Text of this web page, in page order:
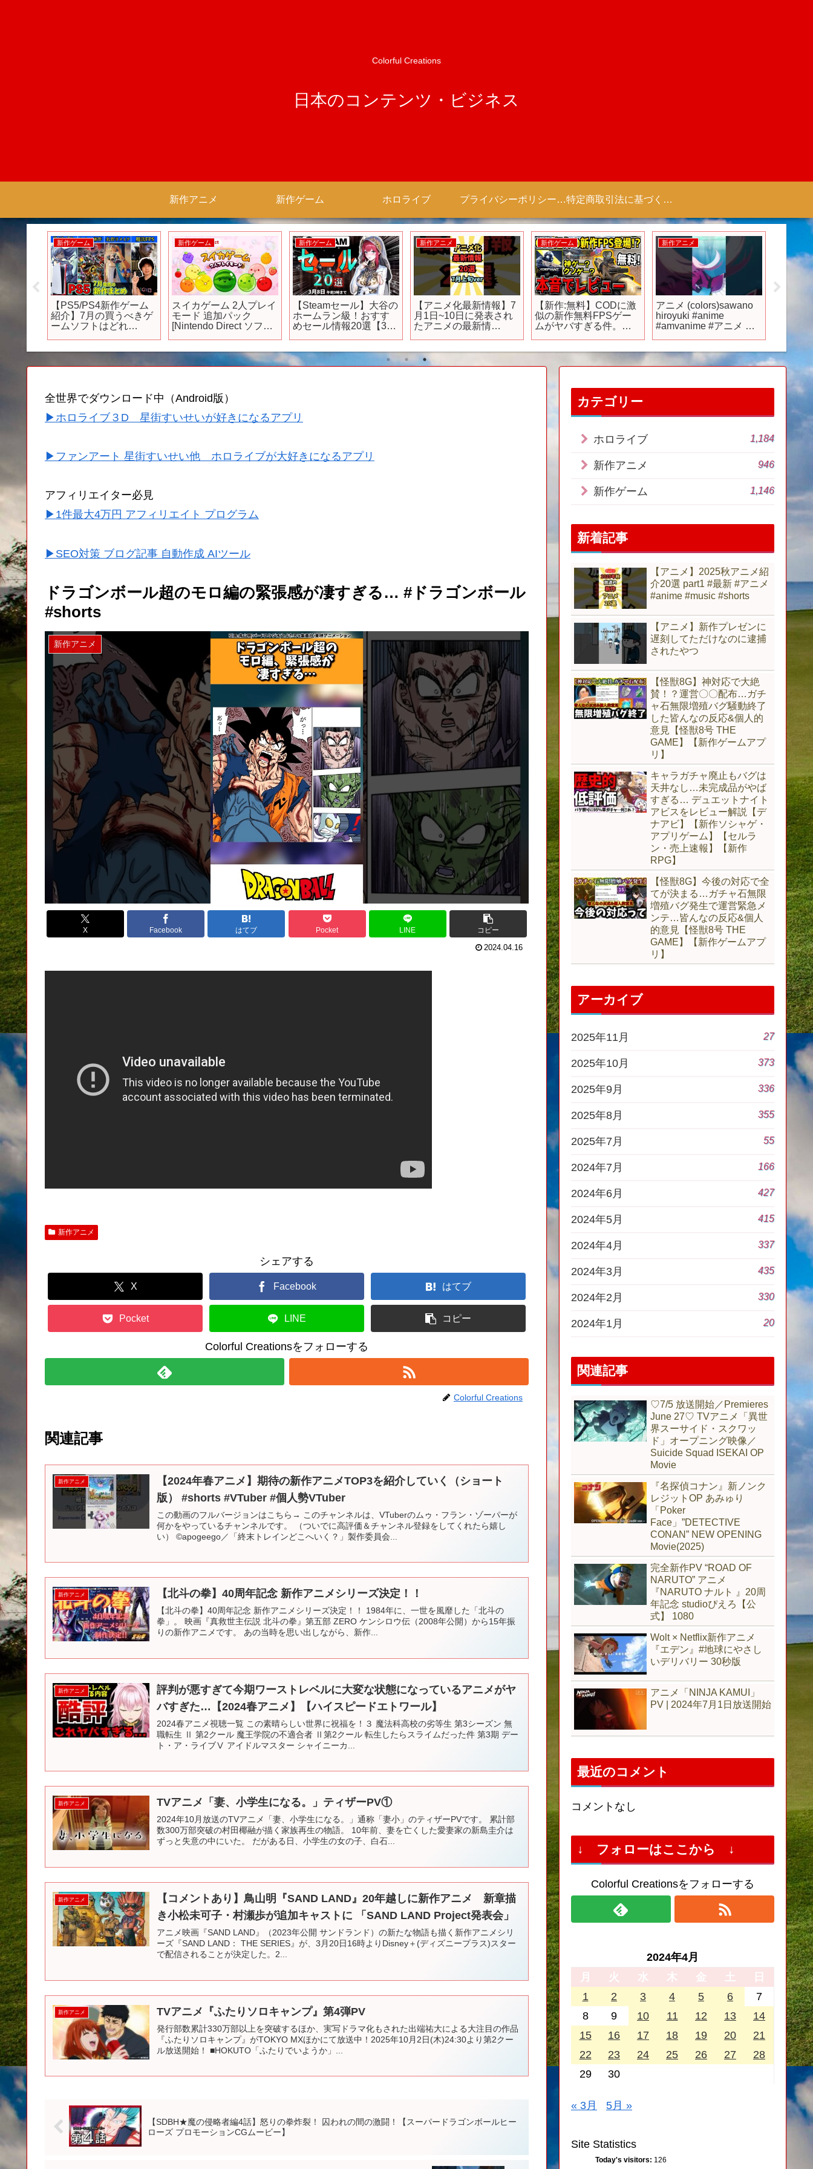
Colorful Creations
日本のコンテンツ・ビジネス
新作アニメ 新作ゲーム ホロライブ プライバシーポリシー 【Colorful Creation】 特定商取引法に基づく表記（商取引に関する開示）
新作ゲーム
【PS5/PS4新作ゲーム
紹介】7月の買うべきゲ
ームソフトはどれ
新作ゲーム
スイカゲーム 2人プレイ
モード 追加パック
[Nintendo Direct ソフト
新作ゲーム
【Steamセール】大谷の
ホームラン級！おすす
めセール情報20選【3月
新作アニメ
【アニメ化最新情報】7
月1日~10日に発表され
たアニメの最新情
新作ゲーム
【新作:無料】CODに激
似の新作無料FPSゲー
ムがヤバすぎる件。良
します。【エックスデ
ィファイアント】
新作アニメ
アニメ (colors)sawano
hiroyuki #anime
#amvanime #アニメ ＃
PV第1
全世界でダウンロード中（Android版）
▶ホロライブ３D 星街すいせいが好きになるアプリ
▶ファンアート 星街すいせい他 ホロライブが大好きになるアプリ
アフィリエイター必見
▶1件最大4万円 アフィリエイト プログラム
▶SEO対策 ブログ記事 自動作成 AIツール
ドラゴンボール超のモロ編の緊張感が凄すぎる… #ドラゴンボール
#shorts
新作アニメ
X Facebook はてブ Pocket LINE コピー
2024.04.16
新作アニメ
シェアする
X Facebook はてブ
Pocket LINE コピー
Colorful Creationsをフォローする
Colorful Creations
関連記事
新作アニメ
【2024年春アニメ】期待の新作アニメTOP3を紹介していく（ショート
版） #shorts #VTuber #個人勢VTuber
この動画のフルバージョンはこちら→ このチャンネルは、VTuberのムゥ・フラン・ゾーパーが
何かをやっているチャンネルです。 （ついでに高評価＆チャンネル登録をしてくれたら嬉し
い） ©apogeego／「終末トレインどこへいく？」製作委員会...
新作アニメ 【北斗の拳】40周年記念 新作アニメシリーズ決定！！
【北斗の拳】40周年記念 新作アニメシリーズ決定！！ 1984年に、一世を風靡した「北斗の
拳」。 映画『真救世主伝説 北斗の拳』第五部 ZERO ケンシロウ伝（2008年公開）から15年振
りの新作アニメです。 あの当時を思い出しながら、新作...
新作アニメ
評判が悪すぎて今期ワーストレベルに大変な状態になっているアニメがヤ
バすぎた…【2024春アニメ】【ハイスピードエトワール】
2024春アニメ視聴一覧 この素晴らしい世界に祝福を！３ 魔法科高校の劣等生 第3シーズン 無
職転生 Ⅱ 第2クール 魔王学院の不適合者 Ⅱ第2クール 転生したらスライムだった件 第3期 デー
ト・ア・ライブⅤ アイドルマスター シャイニーカ...
新作アニメ TVアニメ「妻、小学生になる。」ティザーPV①
2024年10月放送のTVアニメ「妻、小学生になる。」通称「妻小」のティザーPVです。 累計部
数300万部突破の村田椰融が描く家族再生の物語。 10年前、妻を亡くした愛妻家の新島圭介は
ずっと失意の中にいた。 だがある日、小学生の女の子、白石...
新作アニメ
【コメントあり】鳥山明『SAND LAND』20年越しに新作アニメ 新章描
き小松未可子・村瀬歩が追加キャストに 「SAND LAND Project発表会」
アニメ映画『SAND LAND』（2023年公開 サンドランド）の新たな物語も描く新作アニメシリ
ーズ『SAND LAND： THE SERIES』が、3月20日16時よりDisney＋(ディズニープラス)スター
で配信されることが決定した。2...
新作アニメ TVアニメ『ふたりソロキャンプ』第4弾PV
発行部数累計330万部以上を突破するほか、実写ドラマ化もされた出端祐大による大注目の作品
『ふたりソロキャンプ』がTOKYO MXほかにて放送中！2025年10月2日(木)24:30より第2クー
ル放送開始！ ■HOKUTO「ふたりでいようか」...
【SDBH★魔の侵略者編4話】怒りの拳炸裂！ 囚われの間の激闘！【スーパードラゴンボールヒー
ローズ プロモーションCGムービー】
カテゴリー
ホロライブ 1,184
新作アニメ 946
新作ゲーム 1,146
新着記事
【アニメ】2025秋アニメ紹
介20選 part1 #最新 #アニメ
#anime #music #shorts
【アニメ】新作プレゼンに
遅刻してただけなのに逮捕
されたやつ
【怪獣8G】神対応で大絶
賛！？運営〇〇配布…ガチ
ャ石無限増殖バグ騒動終了
した皆んなの反応&個人的
意見【怪獣8号 THE
GAME】【新作ゲームアプ
リ】
キャラガチャ廃止もバグは
天井なし…未完成品がやば
すぎる… デュエットナイト
アビスをレビュー解説【デ
ナアビ】【新作ソシャゲ・
アプリゲーム】【セルラ
ン・売上速報】【新作
RPG】
【怪獣8G】今後の対応で全
てが決まる…ガチャ石無限
増殖バグ発生で運営緊急メ
ンテ…皆んなの反応&個人
的意見【怪獣8号 THE
GAME】【新作ゲームアプ
リ】
アーカイブ
2025年11月 27
2025年10月 373
2025年9月 336
2025年8月 355
2025年7月 55
2024年7月 166
2024年6月 427
2024年5月 415
2024年4月 337
2024年3月 435
2024年2月 330
2024年1月 20
関連記事
♡7/5 放送開始／Premieres
June 27♡ TVアニメ「異世
界スーサイド・スクワッ
ド」オープニング映像／
Suicide Squad ISEKAI OP
Movie
『名探偵コナン』新ノンク
レジットOP あみゅり
「Poker
Face」”DETECTIVE
CONAN” NEW OPENING
Movie(2025)
完全新作PV “ROAD OF
NARUTO” アニメ
『NARUTO ナルト 』20周
年記念 studioぴえろ【公
式】 1080
Wolt × Netflix新作アニメ
『エデン』#地球にやさし
いデリバリー 30秒版
アニメ「NINJA KAMUI」
PV | 2024年7月1日放送開始
最近のコメント
コメントなし
↓ フォローはここから ↓
Colorful Creationsをフォローする
2024年4月
月
火 水 木 金 土
日
1
2 3 4 5 6
7
8
9 10 11 12 13
14
15
16 17 18 19 20
21
22
23 24 25 26 27
28
29
30
« 3月 5月 »
Site Statistics
Today's visitors: 126